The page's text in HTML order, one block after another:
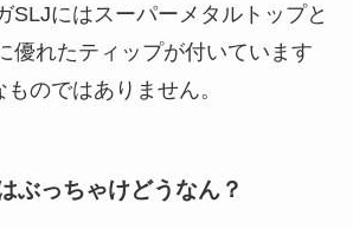
SLJにはスーパーメタルトップと
優れたティップが付いています
のではありません。
ぶっちゃけどうなん？